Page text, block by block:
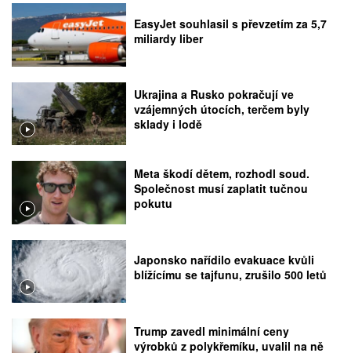
EasyJet souhlasil s převzetím za 5,7
miliardy liber
Ukrajina a Rusko pokračují ve
vzájemných útocích, terčem byly
sklady i lodě
Meta škodí dětem, rozhodl soud.
Společnost musí zaplatit tučnou
pokutu
Japonsko nařídilo evakuace kvůli
blížícímu se tajfunu, zrušilo 500 letů
Trump zavedl minimální ceny
výrobků z polykřemíku, uvalil na ně